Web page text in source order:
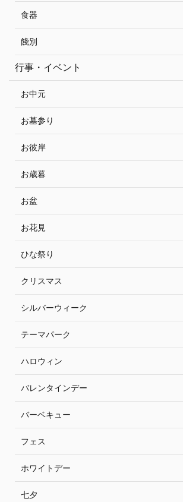
食器
餞別
行事・イベント
お中元
お墓参り
お彼岸
お歳暮
お盆
お花見
ひな祭り
クリスマス
シルバーウィーク
テーマパーク
ハロウィン
バレンタインデー
バーベキュー
フェス
ホワイトデー
七夕